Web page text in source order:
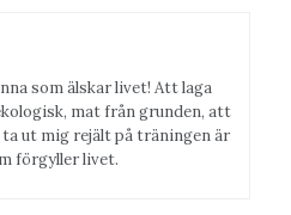
som älskar livet! Att laga
mat från grunden, att
ut mig rejält på träningen är
förgyller livet.